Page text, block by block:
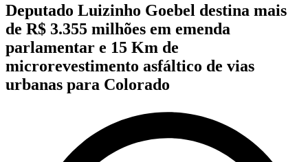
Deputado Luizinho Goebel destina mais
de R$ 3.355 milhões em emenda
parlamentar e 15 Km de
microrevestimento asfáltico de vias
urbanas para Colorado